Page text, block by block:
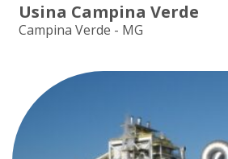
Usina Campina Verde
Campina Verde - MG